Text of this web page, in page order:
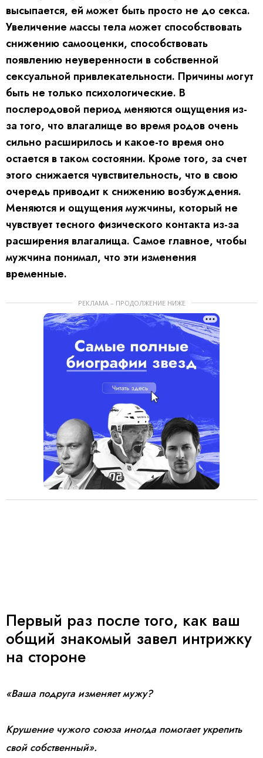
высыпается, ей может быть просто не до секса.
Увеличение массы тела может способствовать
снижению самооценки, способствовать
появлению неуверенности в собственной
сексуальной привлекательности. Причины могут
быть не только психологические. В
послеродовой период меняются ощущения из-
за того, что влагалище во время родов очень
сильно расширилось и какое-то время оно
остается в таком состоянии. Кроме того, за счет
этого снижается чувствительность, что в свою
очередь приводит к снижению возбуждения.
Меняются и ощущения мужчины, который не
чувствует тесного физического контакта из-за
расширения влагалища. Самое главное, чтобы
мужчина понимал, что эти изменения
временные.
РЕКЛАМА – ПРОДОЛЖЕНИЕ НИЖЕ
Первый раз после того, как ваш
общий знакомый завел интрижку
на стороне
«Ваша подруга изменяет мужу?
Крушение чужого союза иногда помогает укрепить
свой собственный».